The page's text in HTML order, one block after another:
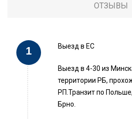
ОТЗЫВЫ
Выезд в ЕС
Выезд в 4-30 из
территории РБ,
РП.Транзит по
Брно.